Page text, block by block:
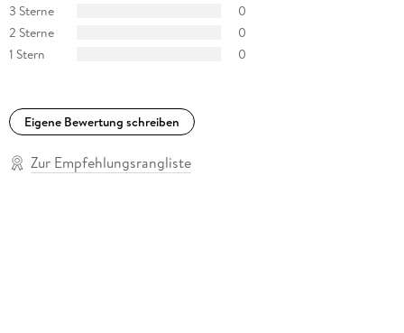
3 Sterne
0
2 Sterne
0
1 Stern
0
Eigene Bewertung schreiben
Zur Empfehlungsrangliste